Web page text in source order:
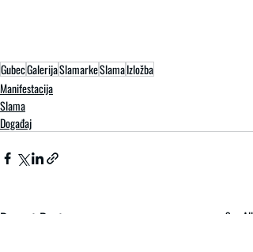
GubecGalerijaSlamarkeSlamaIzložba
Manifestacija
Slama
Događaj
Recent Posts See All